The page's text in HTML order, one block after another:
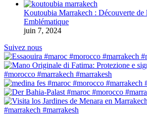
Koutoubia Marrakech : Découverte de
Emblématique
juin 7, 2024
Suivez nous